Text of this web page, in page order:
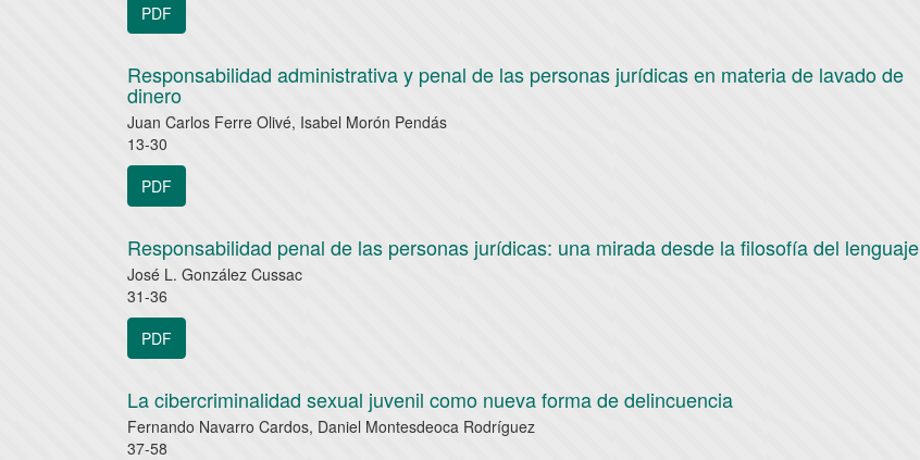
PDF
Responsabilidad administrativa y penal de las personas jurídicas en materia de lavado de
dinero
Juan Carlos Ferre Olivé, Isabel Morón Pendás
13-30
PDF
Responsabilidad penal de las personas jurídicas: una mirada desde la filosofía del lenguaje
José L. González Cussac
31-36
PDF
La cibercriminalidad sexual juvenil como nueva forma de delincuencia
Fernando Navarro Cardos, Daniel Montesdeoca Rodríguez
37-58